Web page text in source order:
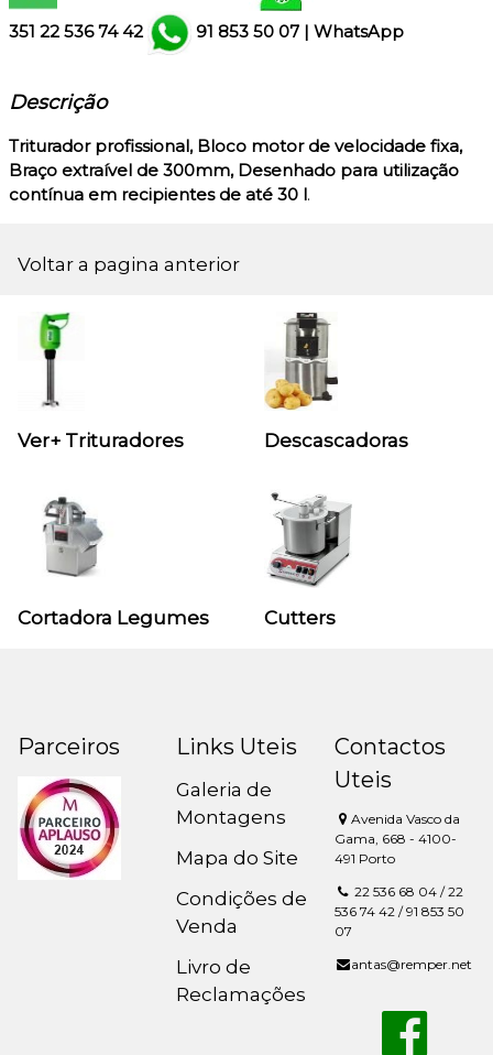
351 22 536 74 42 91 853 50 07 | WhatsApp
Descrição
Triturador profissional,Bloco motor de velocidade fixa,
Braço extraível de 300mm, Desenhado para utilização
contínua em recipientes de até 30 l.
Voltar a pagina anterior
Ver+ Trituradores Descascadoras
Cortadora Legumes Cutters
Parceiros Links Uteis
Galeria de
Montagens
Mapa do Site
Condições de
Venda
Livro de
Reclamações
Contactos
Uteis
Avenida Vasco da
Gama, 668 - 4100-
491 Porto
22 536 68 04 / 22
536 74 42 / 91 853 50
07
antas@remper.net